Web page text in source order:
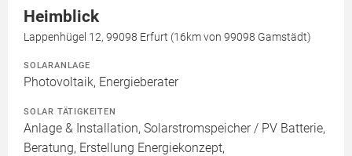
Heimblick
Lappenhügel 12, 99098 Erfurt (16km von 99098 Gamstädt)
SOLARANLAGE
Photovoltaik, Energieberater
SOLAR TÄTIGKEITEN
Anlage & Installation, Solarstromspeicher / PV Batterie,
Beratung, Erstellung Energiekonzept,